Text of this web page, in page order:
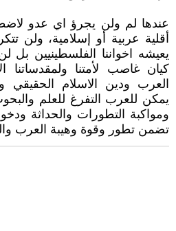
عندها لم ولن يجرؤ اي عدو
أقلية عربية أو إسلامية، ولن
يعيشه اخواننا الفلسطينيين
كيان غاصب لأمتنا ولمقدساتنا
العرب ودين الاسلام الحقيقي
يمكن للعرب التفرغ للعلم
ومواكبة التطورات والحداثة
تضمن تطور وقوة وهيبة العرب